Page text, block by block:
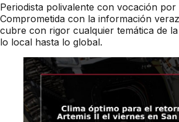
Periodista polivalente con vocación
Comprometida con la información
cubre con rigor cualquier temática de la
lo local hasta lo global.